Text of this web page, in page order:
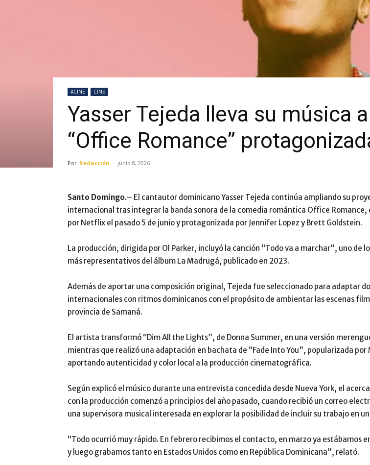
#CINE CINE
Yasser Tejeda lleva su música
“Office Romance”
Por Redacción - junio 8, 2026
Santo Domingo.– El cantautor dominicano Yasser Tejeda continúa ampliando su
internacional tras integrar la banda sonora de la comedia romántica Office Romance,
por Netflix el pasado 5 de junio y protagonizada por Jennifer Lopez y Brett Goldstein.
La producción, dirigida por Ol Parker, incluyó la canción “Todo va a marchar”, uno de
más representativos del álbum La Madrugá, publicado en 2023.
Además de aportar una composición original, Tejeda fue seleccionado para adaptar
internacionales con ritmos dominicanos con el propósito de ambientar las escenas
provincia de Samaná.
El artista transformó “Dim All the Lights”, de Donna Summer, en una versión
mientras que realizó una adaptación en bachata de “Fade Into You”, popularizada por
aportando autenticidad y color local a la producción cinematográfica.
Según explicó el músico durante una entrevista concedida desde Nueva York, el
con la producción comenzó a principios del año pasado, cuando recibió un correo
una supervisora musical interesada en explorar la posibilidad de incluir su trabajo en
“Todo ocurrió muy rápido. En febrero recibimos el contacto, en marzo ya estábamos
y luego grabamos tanto en Estados Unidos como en República Dominicana”, relató.